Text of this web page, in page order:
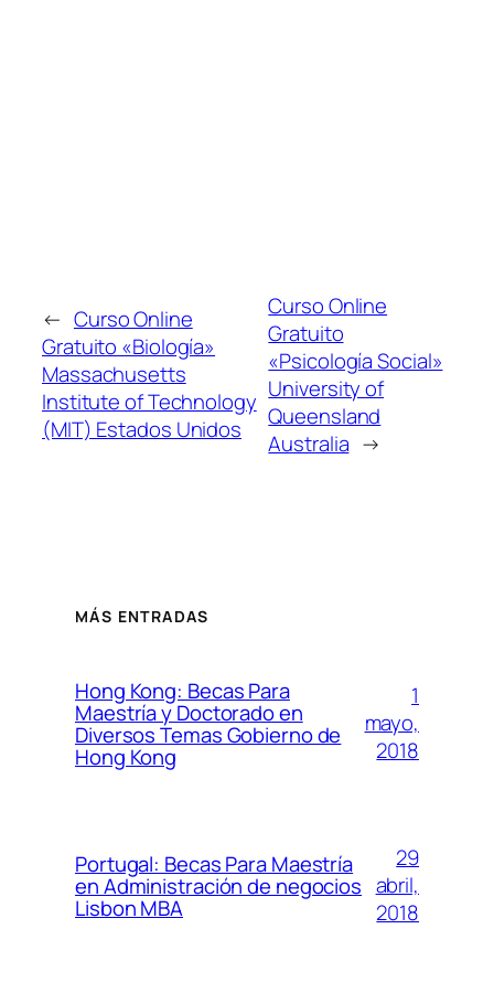
← Curso Online
Gratuito «Biología»
Massachusetts
Institute of Technology
(MIT) Estados Unidos
Curso Online
Gratuito
«Psicología Social»
University of
Queensland
Australia →
MÁS ENTRADAS
Hong Kong: Becas Para
Maestría y Doctorado en
Diversos Temas Gobierno de
Hong Kong
1
mayo,
2018
Portugal: Becas Para Maestría
en Administración de negocios
Lisbon MBA
29
abril,
2018